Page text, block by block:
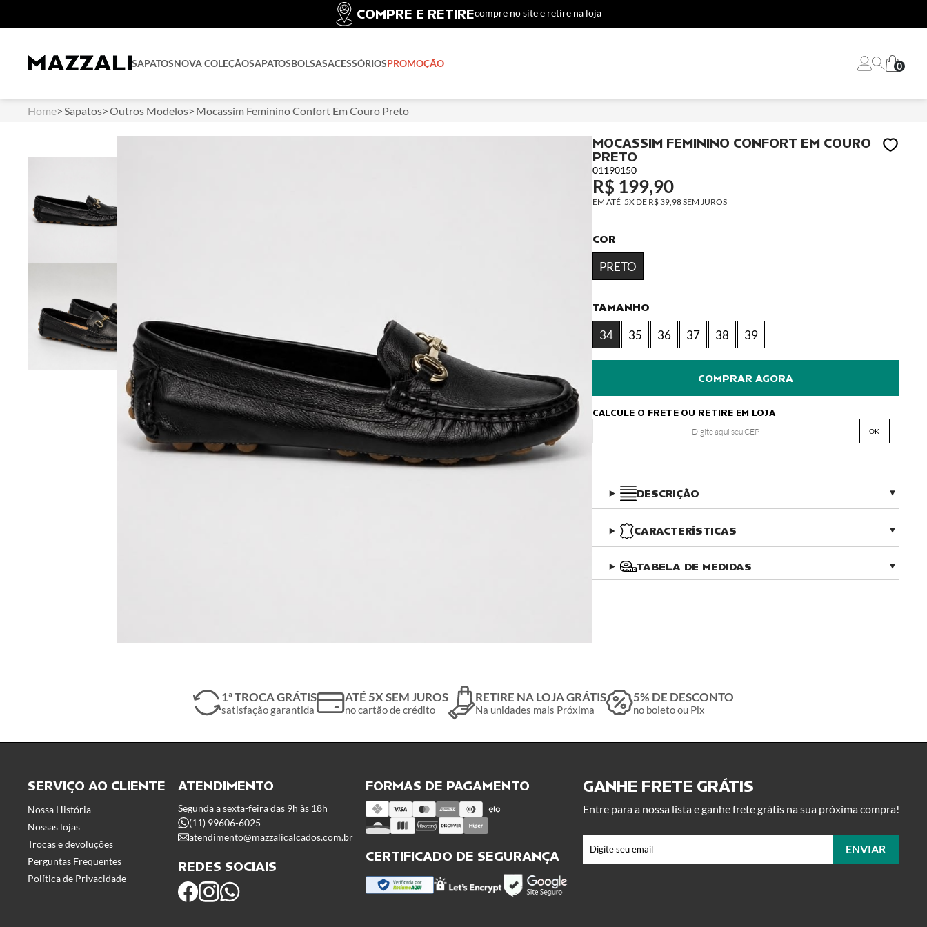
COMPRE E RETIREcompre no site e retire na loja
SAPATOSNOVA COLEÇÃOSAPATOSBOLSASACESSÓRIOSPROMOÇÃO 0
Home Sapatos Outros Modelos Mocassim Feminino Confort Em Couro Preto
MOCASSIM FEMININO CONFORT EM COURO
PRETO
01190150
R$ 199,90
5X DE R$ 39,98SEM JUROS
COR
PRETO
TAMANHO
34 35 36 37 38 39
CALCULE O FRETE OU RETIRE EM LOJA
OK
DESCRIÇÃO
CARACTERÍSTICAS
TABELA DE MEDIDAS
1ª TROCA GRÁTIS
satisfação garantida
ATÉ 5X SEM JUROS
no cartão de crédito
RETIRE NA LOJA GRÁTIS
Na unidades mais Próxima
5% DE DESCONTO
no boleto ou Pix
SERVIÇO AO CLIENTE
Nossa História
Nossas lojas
Trocas e devoluções
Perguntas Frequentes
Política de Privacidade
ATENDIMENTO
Segunda a sexta-feira das 9h às 18h
(11) 99606-6025
atendimento@mazzalicalcados.com.br
REDES SOCIAIS
FORMAS DE PAGAMENTO
CERTIFICADO DE SEGURANÇA
GANHE FRETE GRÁTIS ​
Entre para a nossa lista e ganhe frete grátis na sua próxima compra!
ENVIAR